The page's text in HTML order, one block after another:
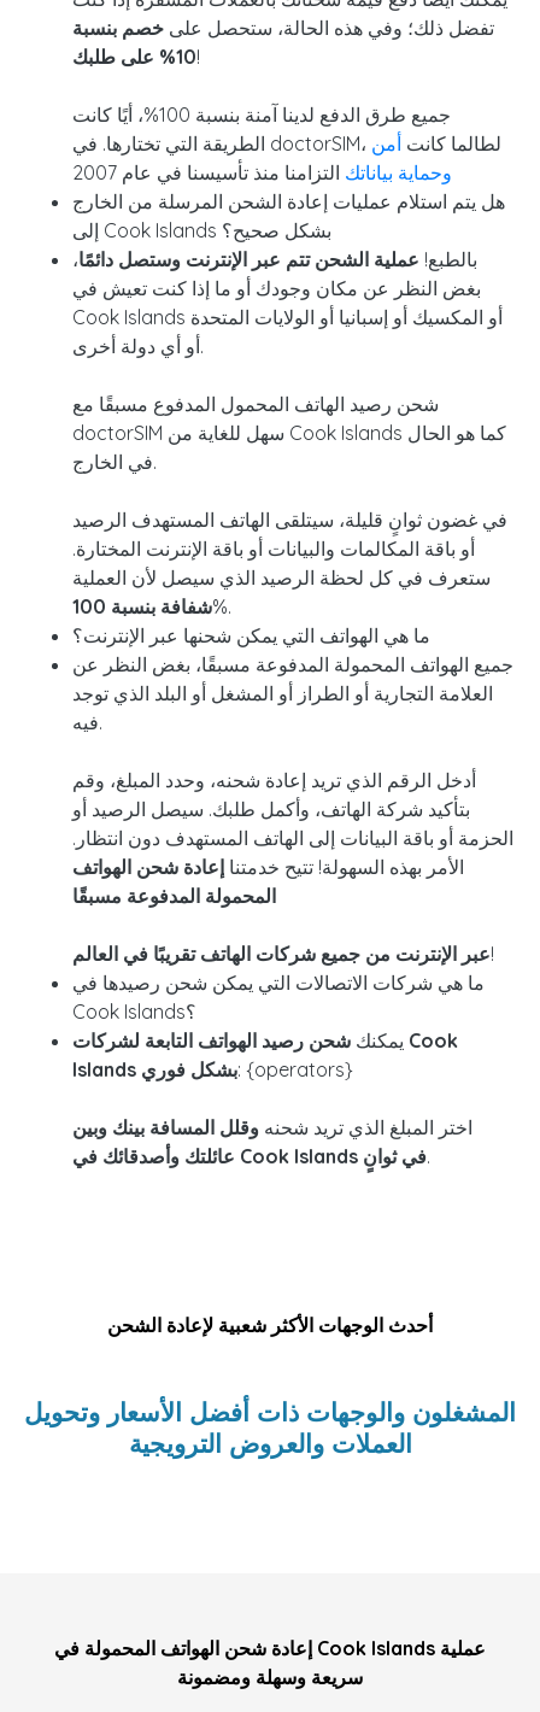
تفضل ذلك؛ وفي هذه الحالة، ستحصل على خصم بنسبة
10% على طلبك!
جميع طرق الدفع لدينا آمنة بنسبة 100%، أيًا كانت
الطريقة التي تختارها. في doctorSIM، لطالما كانت أمن
وحماية بياناتك التزامنا منذ تأسيسنا في عام 2007
هل يتم استلام عمليات إعادة الشحن المرسلة من الخارج
إلى Cook Islands بشكل صحيح؟
بالطبع! عملية الشحن تتم عبر الإنترنت وستصل دائمًا،
بغض النظر عن مكان وجودك أو ما إذا كنت تعيش في
Cook Islands أو المكسيك أو إسبانيا أو الولايات المتحدة
أو أي دولة أخرى.
شحن رصيد الهاتف المحمول المدفوع مسبقًا مع
doctorSIM سهل للغاية من Cook Islands كما هو الحال
في الخارج.
في غضون ثوانٍ قليلة، سيتلقى الهاتف المستهدف الرصيد
أو باقة المكالمات والبيانات أو باقة الإنترنت المختارة.
ستعرف في كل لحظة الرصيد الذي سيصل لأن العملية
شفافة بنسبة 100
%.
ما هي الهواتف التي يمكن شحنها عبر الإنترنت؟
جميع الهواتف المحمولة المدفوعة مسبقًا، بغض النظر عن
العلامة التجارية أو الطراز أو المشغل أو البلد الذي توجد
فيه.
أدخل الرقم الذي تريد إعادة شحنه، وحدد المبلغ، وقم
بتأكيد شركة الهاتف، وأكمل طلبك. سيصل الرصيد أو
الحزمة أو باقة البيانات إلى الهاتف المستهدف دون انتظار.
الأمر بهذه السهولة! تتيح خدمتنا إعادة شحن الهواتف
المحمولة المدفوعة مسبقًا
عبر الإنترنت من جميع شركات الهاتف تقريبًا في العالم!
ما هي شركات الاتصالات التي يمكن شحن رصيدها في
Cook Islands؟
يمكنك شحن رصيد الهواتف التابعة لشركات Cook
Islands بشكل فوري: {operators}
اختر المبلغ الذي تريد شحنه وقلل المسافة بينك وبين
عائلتك وأصدقائك في Cook Islands في ثوانٍ.
أحدث الوجهات الأكثر شعبية لإعادة الشحن
المشغلون والوجهات ذات أفضل الأسعار وتحويل
العملات والعروض الترويجية
إعادة شحن الهواتف المحمولة في Cook Islands عملية
سريعة وسهلة ومضمونة